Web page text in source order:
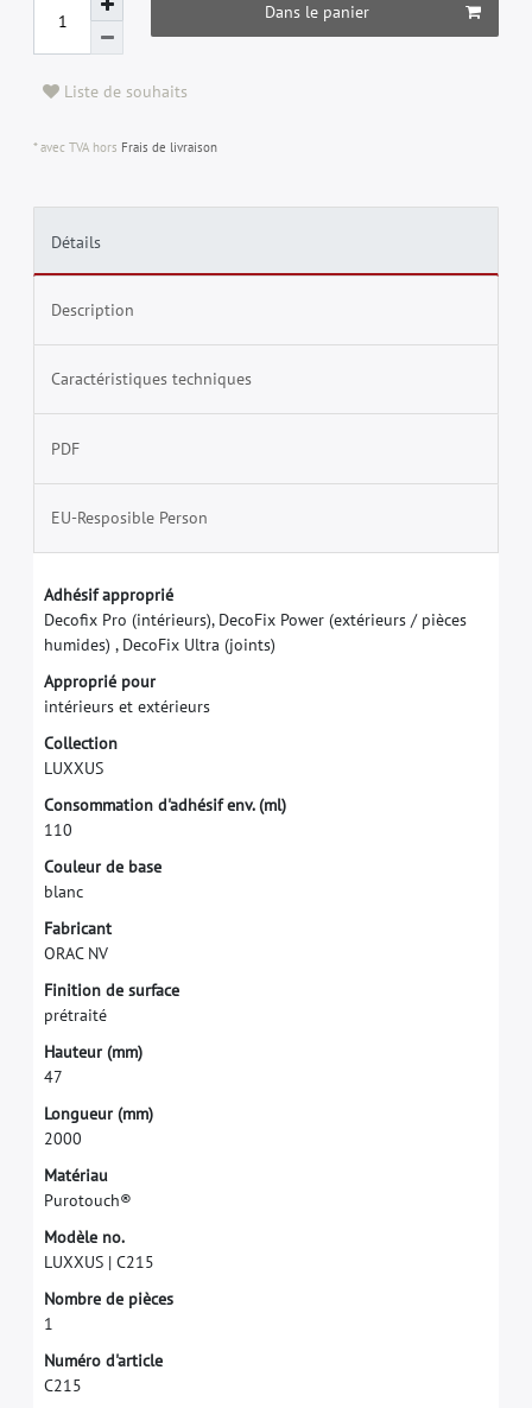
Dans le panier
Liste de souhaits
* avec TVA hors Frais de livraison
Détails
Description
Caractéristiques techniques
PDF
EU-Resposible Person
Adhésif approprié
Decofx Pro (intérieurs), DecoFix Power (extérieurs / pièces
humides) , DecoFix Ultra (joints)
Approprié pour
intérieurs et extérieurs
Collection
LUXXUS
Consommation d'adhésif env. (ml)
110
Couleur de base
blanc
Fabricant
ORAC NV
Finition de surface
prétraité
Hauteur (mm)
47
Longueur (mm)
2000
Matériau
Purotouch®
Modèle no.
LUXXUS | C215
Nombre de pièces
1
Numéro d'article
C215